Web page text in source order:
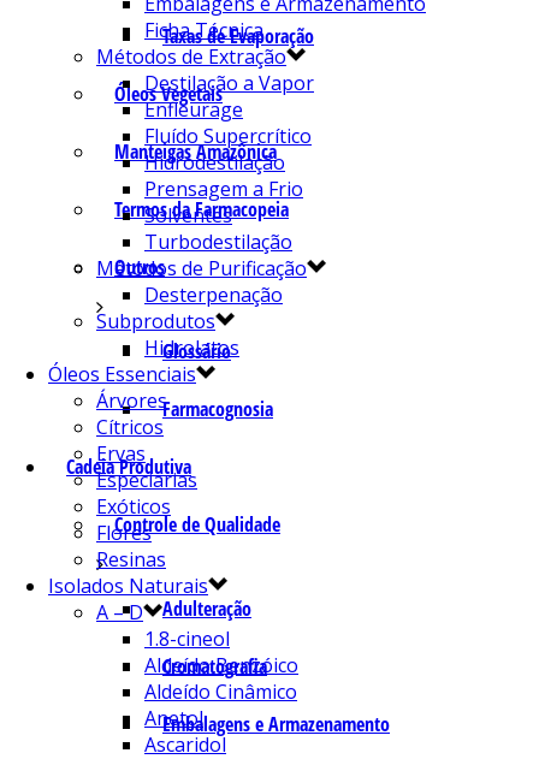
Taxas de Evaporação
Óleos Vegetais
Manteigas Amazônica
Termos da Farmacopeia
Outros
Glossário
Farmacognosia
Cadeia Produtiva
Controle de Qualidade
Adulteração
Cromatografia
Embalagens e Armazenamento
Ficha Técnica
Métodos de Extração
Destilação a Vapor
Enfleurage
Fluído Supercrítico
Hidrodestilação
Prensagem a Frio
Solventes
Turbodestilação
Métodos de Purificação
Desterpenação
Subprodutos
Hidrolatos
Óleos Essenciais
Árvores
Cítricos
Ervas
Especiarias
Exóticos
Flores
Resinas
Isolados Naturais
A – D
1.8-cineol
Aldeído Benzóico
Aldeído Cinâmico
Anetol
Ascaridol